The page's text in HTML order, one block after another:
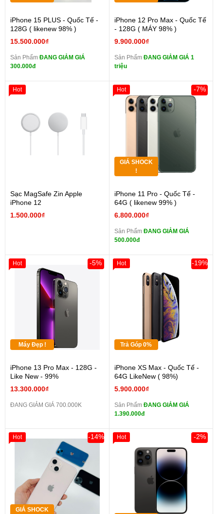
iPhone 15 PLUS - Quốc Tế -
128G ( likenew 98% )
15.500.000₫
Sản Phẩm ĐANG GIẢM GIÁ
300.000đ
iPhone 12 Pro Max - Quốc Tế
- 128G ( MÁY 98% )
9.900.000₫
Sản Phẩm ĐANG GIẢM GIÁ 1
triệu
Sạc MagSafe Zin Apple
iPhone 12
1.500.000₫
Hot
GIÁ SHOCK
!
iPhone 11 Pro - Quốc Tế -
64G ( likenew 99% )
6.800.000₫
-7%
Sản Phẩm ĐANG GIẢM GIÁ
500.000đ
Hot
Máy Đẹp !
iPhone 13 Pro Max - 128G -
Like New - 99%
13.300.000₫
-5%
ĐANG GIẢM GIÁ 700.000K
Hot
Trả Góp 0%
iPhone XS Max - Quốc Tế -
64G LikeNew ( 98%)
5.900.000₫
-19%
Sản Phẩm ĐANG GIẢM GIÁ
1.390.000đ
Hot
GIÁ SHOCK
-14%
Hot -2%
Hot